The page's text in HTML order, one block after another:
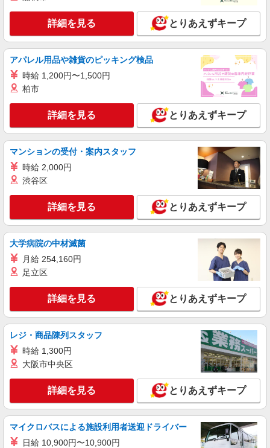
詳細を見る とりあえずキープ
アパレル用品や雑貨のピッキング検品
時給 1,200円〜1,500円
柏市
詳細を見る とりあえずキープ
マンションの受付・案内スタッフ
時給 2,000円
渋谷区
詳細を見る とりあえずキープ
大学病院の中材滅菌
月給 254,160円
足立区
詳細を見る とりあえずキープ
レジ・商品陳列スタッフ
時給 1,300円
大阪市中央区
詳細を見る とりあえずキープ
マイクロバスによる施設利用者送迎ドライバー
日給 10,900円〜10,900円